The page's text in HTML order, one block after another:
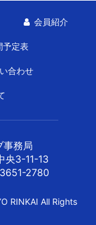
会員紹介
予定表
合わせ
事務局
央3-11-13
2780
RINKAI All Rights